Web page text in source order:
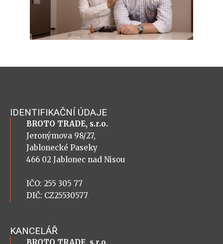
IDENTIFIKAČNÍ ÚDAJE
BROTO TRADE, s.r.o.
Jeronýmova 98/27,
Jablonecké Paseky
466 02 Jablonec nad Nisou
IČO: 255 305 77
DIČ: CZ25530577
KANCELÁŘ